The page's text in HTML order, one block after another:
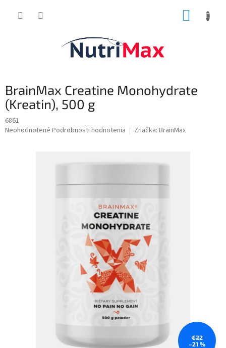
BrainMax Creatine Monohydrate
(Kreatin), 500 g
6861
Priemerné
Neohodnotené Podrobnosti hodnotenia Značka: BrainMax
€22
–21 %